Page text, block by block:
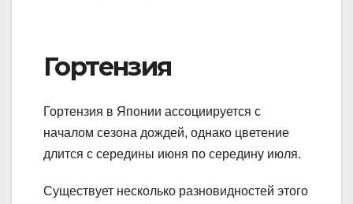
Гортензия
Гортензия в Японии ассоциируется с
началом сезона дождей, однако цветение
длится с середины июня по середину июля.
Существует несколько разновидностей этого